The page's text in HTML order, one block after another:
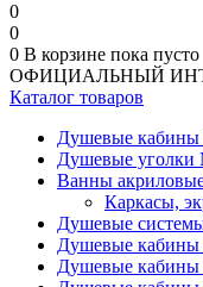
0
0
0 В корзине пока пусто
ОФИЦИАЛЬНЫЙ
Каталог товаров
Душевые кабины
Душевые уголки
Ванны
Каркасы,
Душевые
Душевые кабины
Душевые кабины